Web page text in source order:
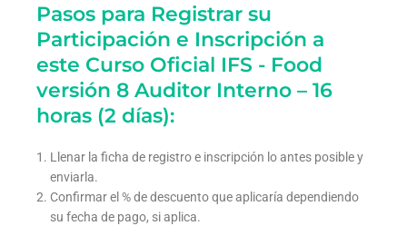
Pasos para Registrar su
Participación e Inscripción a
este Curso Oficial IFS - Food
versión 8 Auditor Interno – 16
horas (2 días):
Llenar la ficha de registro e inscripción lo antes posible y
enviarla.
Confirmar el % de descuento que aplicaría dependiendo
su fecha de pago, si aplica.